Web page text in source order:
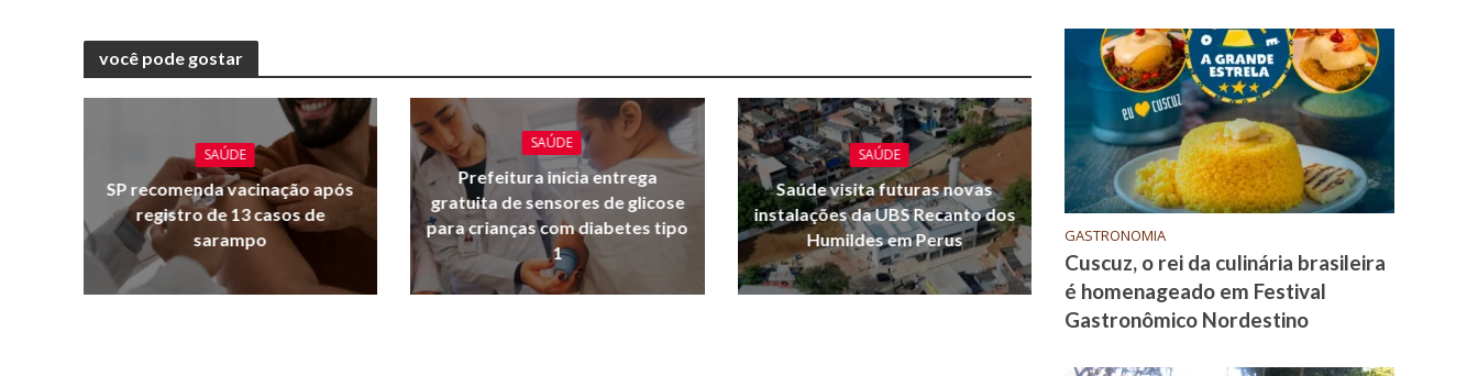
você pode gostar
SAÚDE
SP recomenda vacinação após
registro de 13 casos de
sarampo
SAÚDE
Prefeitura inicia entrega
gratuita de sensores de glicose
para crianças com diabetes tipo
1
SAÚDE
Saúde visita futuras novas
instalações da UBS Recanto dos
Humildes em Perus
GASTRONOMIA
Cuscuz, o rei da culinária brasileira
é homenageado em Festival
Gastronômico Nordestino